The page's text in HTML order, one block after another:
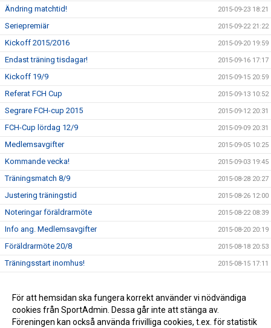
Ändring matchtid! 2015-09-23 18:21
Seriepremiär 2015-09-22 21:22
Kickoff 2015/2016 2015-09-20 19:59
Endast träning tisdagar! 2015-09-16 17:17
Kickoff 19/9 2015-09-15 20:59
Referat FCH Cup 2015-09-13 10:52
Segrare FCH-cup 2015 2015-09-12 20:31
FCH-Cup lördag 12/9 2015-09-09 20:31
Medlemsavgifter 2015-09-05 10:25
Kommande vecka! 2015-09-03 19:45
Träningsmatch 8/9 2015-08-28 20:27
Justering träningstid 2015-08-26 12:00
Noteringar föräldrarmöte 2015-08-22 08:39
Info ang. Medlemsavgifter 2015-08-20 20:19
Föräldrarmöte 20/8 2015-08-18 20:53
Träningsstart inomhus! 2015-08-15 17:11
Spelarmöte 11/8 2015-08-03 12:13
Välkomna! 2015-07-31 16:10
För att hemsidan ska fungera korrekt använder vi nödvändiga
cookies från SportAdmin. Dessa går inte att stänga av.
Föreningen kan också använda frivilliga cookies, t.ex. för statistik